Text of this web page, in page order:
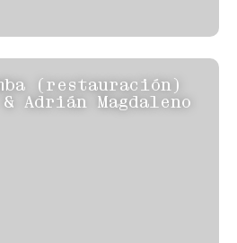
(restauración)
Adrián Magdaleno